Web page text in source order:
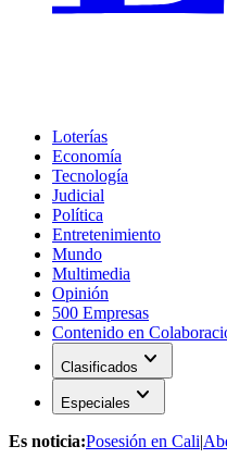
Loterías
Economía
Tecnología
Judicial
Política
Entretenimiento
Mundo
Multimedia
Opinión
500 Empresas
Contenido en
Clasificados expand_more
Especiales expand_more
Es noticia:Posesión en Cali|